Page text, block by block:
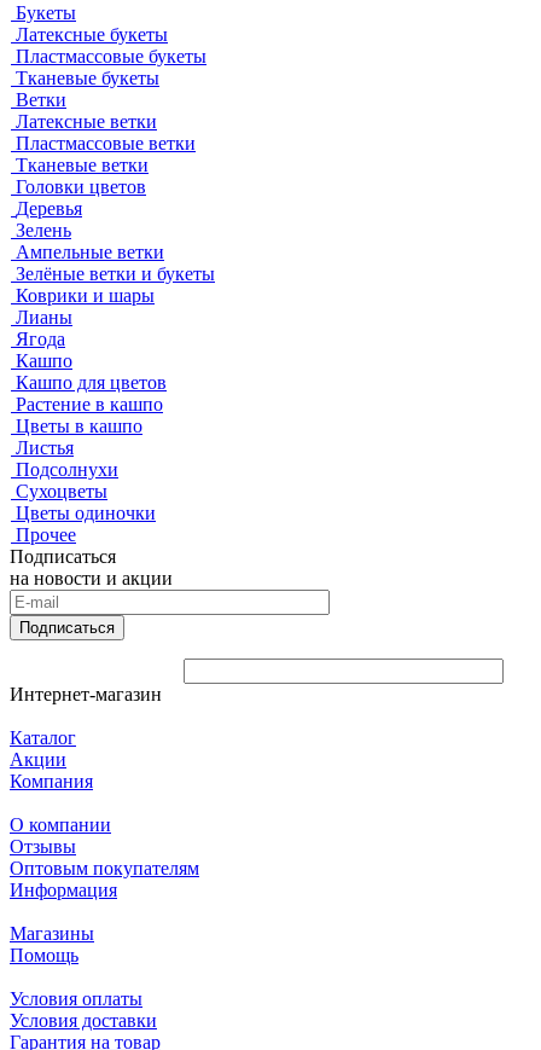
Букеты
Латексные букеты
Пластмассовые букеты
Тканевые букеты
Ветки
Латексные ветки
Пластмассовые ветки
Тканевые ветки
Головки цветов
Деревья
Зелень
Ампельные ветки
Зелёные ветки и букеты
Коврики и шары
Лианы
Ягода
Кашпо
Кашпо для цветов
Растение в кашпо
Цветы в кашпо
Листья
Подсолнухи
Сухоцветы
Цветы одиночки
Прочее
Подписаться
на новости и акции
Подписаться
Интернет-магазин
Каталог
Акции
Компания
О компании
Отзывы
Оптовым покупателям
Информация
Магазины
Помощь
Условия оплаты
Условия доставки
Гарантия на товар